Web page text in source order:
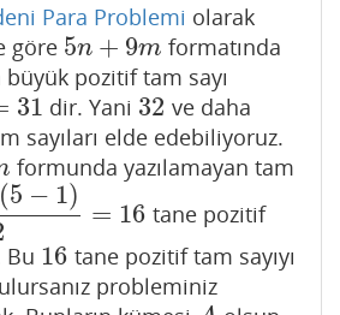
Para Problemi olarak
göre 5n + 9m
5n+9m
formatında
büyük pozitif tam sayı
31 dir. Yani 32
32 ve daha
sayıları elde edebiliyoruz.
formunda yazılamayan tam
(5 − 1)
= 16
)2=16
tane pozitif
Bu 16
16 tane pozitif tam sayıyı
probleminiz